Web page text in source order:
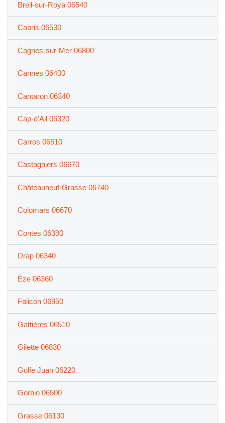
Breil-sur-Roya 06540
Cabris 06530
Cagnes-sur-Mer 06800
Cannes 06400
Cantaron 06340
Cap-d'Ail 06320
Carros 06510
Castagniers 06670
Châteauneuf-Grasse 06740
Colomars 06670
Contes 06390
Drap 06340
Èze 06360
Falicon 06950
Gattières 06510
Gilette 06830
Golfe Juan 06220
Gorbio 06500
Grasse 06130